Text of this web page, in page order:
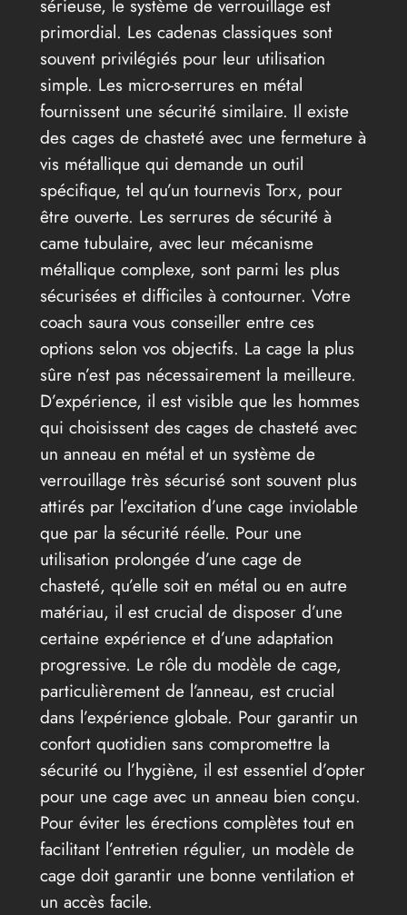
sérieuse, le système de verrouillage est
primordial. Les cadenas classiques sont
souvent privilégiés pour leur utilisation
simple. Les micro-serrures en métal
fournissent une sécurité similaire. Il existe
des cages de chasteté avec une fermeture à
vis métallique qui demande un outil
spécifique, tel qu’un tournevis Torx, pour
être ouverte. Les serrures de sécurité à
came tubulaire, avec leur mécanisme
métallique complexe, sont parmi les plus
sécurisées et difficiles à contourner. Votre
coach saura vous conseiller entre ces
options selon vos objectifs. La cage la plus
sûre n’est pas nécessairement la meilleure.
D’expérience, il est visible que les hommes
qui choisissent des cages de chasteté avec
un anneau en métal et un système de
verrouillage très sécurisé sont souvent plus
attirés par l’excitation d’une cage inviolable
que par la sécurité réelle. Pour une
utilisation prolongée d’une cage de
chasteté, qu’elle soit en métal ou en autre
matériau, il est crucial de disposer d’une
certaine expérience et d’une adaptation
progressive. Le rôle du modèle de cage,
particulièrement de l’anneau, est crucial
dans l’expérience globale. Pour garantir un
confort quotidien sans compromettre la
sécurité ou l’hygiène, il est essentiel d’opter
pour une cage avec un anneau bien conçu.
Pour éviter les érections complètes tout en
facilitant l’entretien régulier, un modèle de
cage doit garantir une bonne ventilation et
un accès facile.